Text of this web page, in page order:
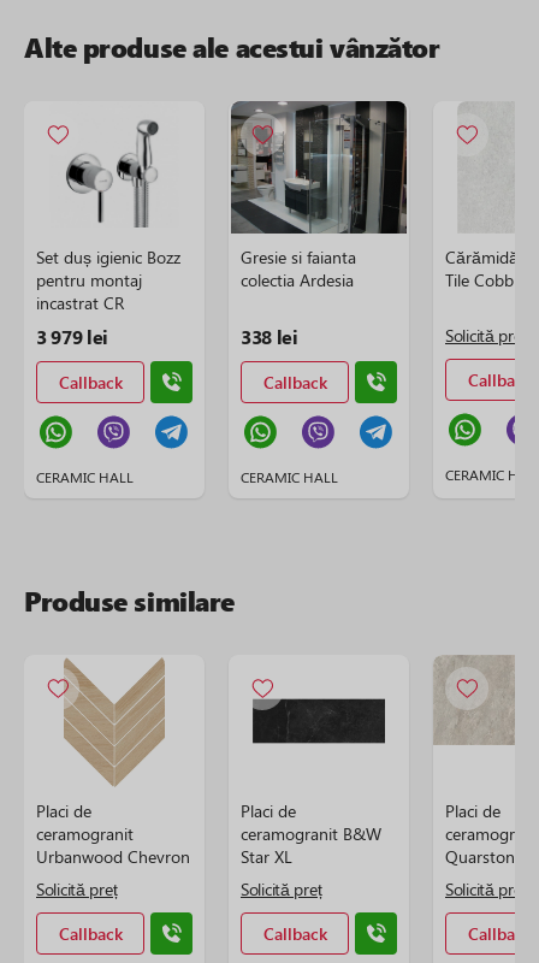
Alte produse ale acestui vânzător
Set duș igienic Bozz
pentru montaj
incastrat CR
3 979 lei
Callback
CERAMIC HALL
Gresie si faianta
colectia Ardesia
338 lei
Callback
CERAMIC HALL
Cărămidă
Tile
Solicită preț
Callback
CERAMIC
Produse similare
Placi de
ceramogranit
Urbanwood Chevron
Solicită preț
Callback
Placi de
ceramogranit B&W
Star XL
Solicită preț
Callback
Placi de
Quarstone
Solicită preț
Callback